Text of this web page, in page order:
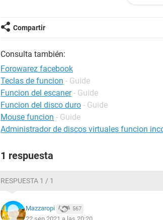
Compartir
Consulta también:
Forowarez facebook
Teclas de funcion - Guide
Funcion del escaner - Guide
Funcion del disco duro - Guide
Mouse funcion - Guide
Administrador de discos virtuales funcion
1 respuesta
RESPUESTA 1 / 1
Mazzaropi 567